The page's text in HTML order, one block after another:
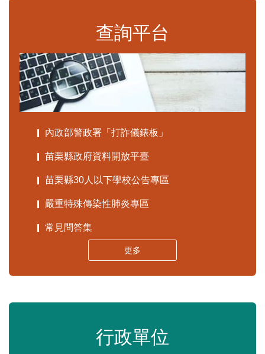
查詢平台
內政部警政署「打詐儀錶板」
苗栗縣政府資料開放平臺
苗栗縣30人以下學校公告專區
嚴重特殊傳染性肺炎專區
常見問答集
更多
行政單位